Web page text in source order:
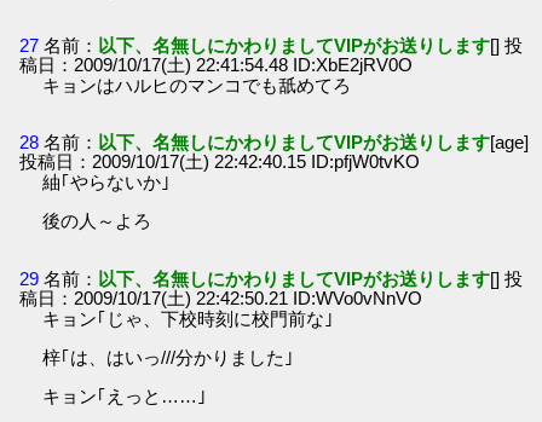
27 名前： 以下、名無しにかわりましてVIPがお送りします[] 投
稿日：2009/10/17(土) 22:41:54.48 ID:XbE2jRV0O
キョンはハルヒのマンコでも舐めてろ
28 名前： 以下、名無しにかわりましてVIPがお送りします[age]
投稿日：2009/10/17(土) 22:42:40.15 ID:pfjW0tvKO
紬｢やらないか｣
後の人～よろ
29 名前： 以下、名無しにかわりましてVIPがお送りします[] 投
稿日：2009/10/17(土) 22:42:50.21 ID:WVo0vNnVO
キョン｢じゃ、下校時刻に校門前な｣
梓｢は、はいっ///分かりました｣
キョン｢えっと……｣